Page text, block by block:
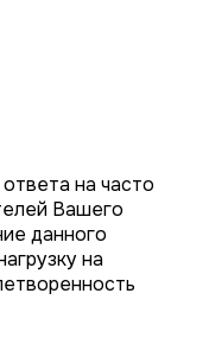
на часто
Вашего
данного
на